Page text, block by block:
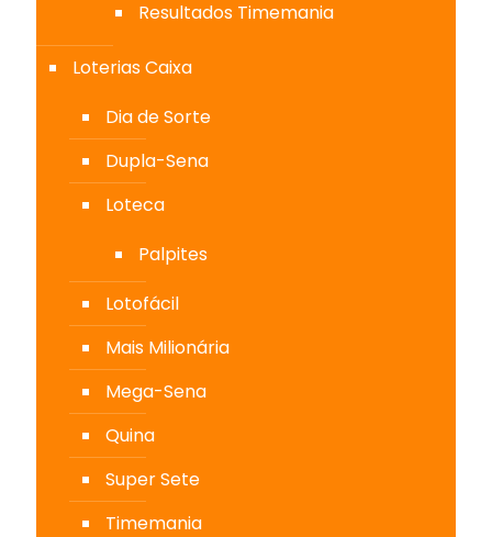
Resultados Timemania
Loterias Caixa
Dia de Sorte
Dupla-Sena
Loteca
Palpites
Lotofácil
Mais Milionária
Mega-Sena
Quina
Super Sete
Timemania